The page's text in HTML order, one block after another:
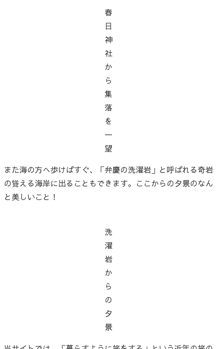
春
日
神
社
か
ら
集
落
を
一
望
また海の方へ歩けばすぐ、「弁慶の洗濯岩」と呼ばれる奇岩
の聳える海岸に出ることもできます。ここからの夕景のなん
と美しいこと！
洗
濯
岩
か
ら
の
夕
景